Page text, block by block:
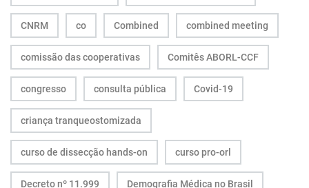
CNRM co Combined combined meeting
comissão das cooperativas Comitês ABORL-CCF
congresso consulta pública Covid-19
criança tranqueostomizada
curso de dissecção hands-on curso pro-orl
Decreto nº 11.999 Demografia Médica no Brasil